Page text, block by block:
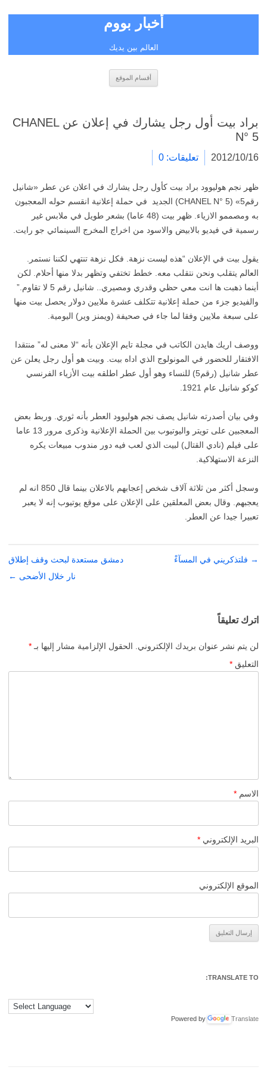
أخبار بووم
العالم بين يديك
أقسام الموقع
براد بيت أول رجل يشارك في إعلان عن CHANEL
N° 5
2012/10/16 تعليقات: 0
ظهر نجم هوليوود براد بيت كأول رجل يشارك في اعلان عن عطر «شانيل
رقم5» (CHANEL N° 5) الجديد في حملة إعلانية انقسم حوله المعجبون
به ومصممو الازياء. ظهر بيت (48 عاما) بشعر طويل في ملابس غير
رسمية في فيديو بالابيض والاسود من اخراج المخرج السينمائي جو رايت.
يقول بيت في الإعلان “هذه ليست نزهة. فكل نزهة تنتهي لكننا نستمر.
العالم يتقلب ونحن نتقلب معه. خطط تختفي وتظهر بدلا منها أحلام. لكن
أينما ذهبت ها انت معي حظي وقدري ومصيري.. شانيل رقم 5 لا تقاوم.”
والفيديو جزء من حملة إعلانية تتكلف عشرة ملايين دولار يحصل بيت منها
على سبعة ملايين وفقا لما جاء في صحيفة (ويمنز وير) اليومية.
ووصف اريك هايدن الكاتب في مجلة تايم الإعلان بأنه “لا معنى له” منتقدا
الافتقار للحضور في المونولوج الذي اداه بيت. وبيت هو أول رجل يعلن عن
عطر شانيل (رقم5) للنساء وهو أول عطر اطلقه بيت الأزياء الفرنسي
كوكو شانيل عام 1921.
‫وفي بيان أصدرته شانيل يصف نجم هوليوود العطر بأنه ثوري. وربط بعض
المعجبين على تويتر واليوتيوب بين الحملة الإعلانية وذكرى مرور 13 عاما
على فيلم (نادي القتال) لبيت الذي لعب فيه دور مندوب مبيعات يكره
النزعة الاستهلاكية.
وسجل أكثر من ثلاثة آلاف شخص إعجابهم بالاعلان بينما قال 850 انه لم
يعجبهم. وقال بعض المعلقين على الإعلان على موقع يوتيوب إنه لا يعبر
تعبيرا جيدا عن العطر.
تصفّح
→ فلتذكريني في المسآءْ
دمشق مستعدة لبحث وقف إطلاق
نار خلال الأضحى ←
اترك تعليقاً
لن يتم نشر عنوان بريدك الإلكتروني. الحقول الإلزامية مشار إليها بـ *
التعليق *
الاسم *
البريد الإلكتروني *
الموقع الإلكتروني
TRANSLATE TO:
Powered by Translate